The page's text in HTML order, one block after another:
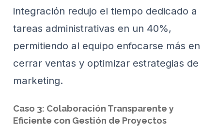
integración redujo el tiempo dedicado a
tareas administrativas en un 40%,
permitiendo al equipo enfocarse más en
cerrar ventas y optimizar estrategias de
marketing.
Caso 3: Colaboración Transparente y
Eficiente con Gestión de Proyectos